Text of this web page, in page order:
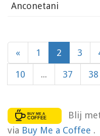
Anconetani
« 1 2 3
10 ... 37 38
Blij
via Buy Me a Coffee .